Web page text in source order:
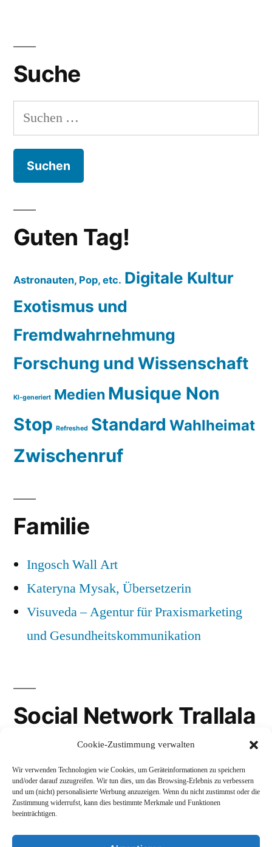
Cookie-Zustimmung verwalten
Wir verwenden Technologien wie Cookies, um Geräteinformationen zu speichern
und/oder darauf zuzugreifen. Wir tun dies, um das Browsing-Erlebnis zu verbessern
und um (nicht) personalisierte Werbung anzuzeigen. Wenn du nicht zustimmst oder die
Zustimmung widerrufst, kann dies bestimmte Merkmale und Funktionen
beeinträchtigen.
Suche
Suchen
nach:
Guten Tag!
Astronauten, Pop, etc. Digitale Kultur
Exotismus und
Fremdwahrnehmung
Forschung und Wissenschaft
KI-generiert Medien Musique Non
Stop Refreshed Standard Wahlheimat
Zwischenruf
Familie
Ingosch Wall Art
Kateryna Mysak, Übersetzerin
Visuveda – Agentur für Praxismarketing
und Gesundheitskommunikation
Social Network Trallala
LinkedIn
Mastodon